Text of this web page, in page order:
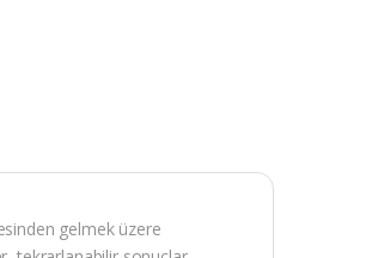
gelmek üzere